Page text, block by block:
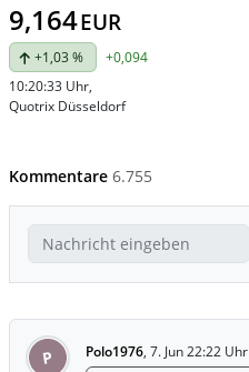
9,164EUR
+1,03 %
+0,094
10:20:33 Uhr,
Quotrix Düsseldorf
Kommentare 6.755
P Polo1976, 7. Jun 22:22 Uhr